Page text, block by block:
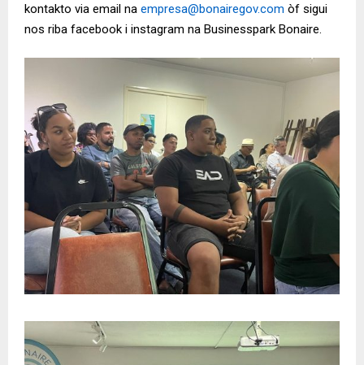
kontakto via email na empresa@bonairegov.com òf sigui
nos riba facebook i instagram na Businesspark Bonaire.